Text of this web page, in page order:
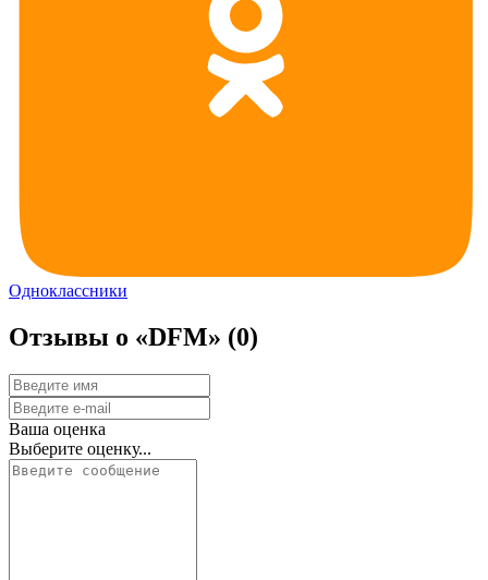
Одноклассники
Отзывы о «DFM» (0)
Ваша оценка
Выберите оценку...